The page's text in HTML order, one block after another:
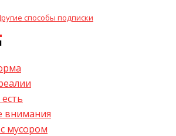
способы подписки
внимания
мусором